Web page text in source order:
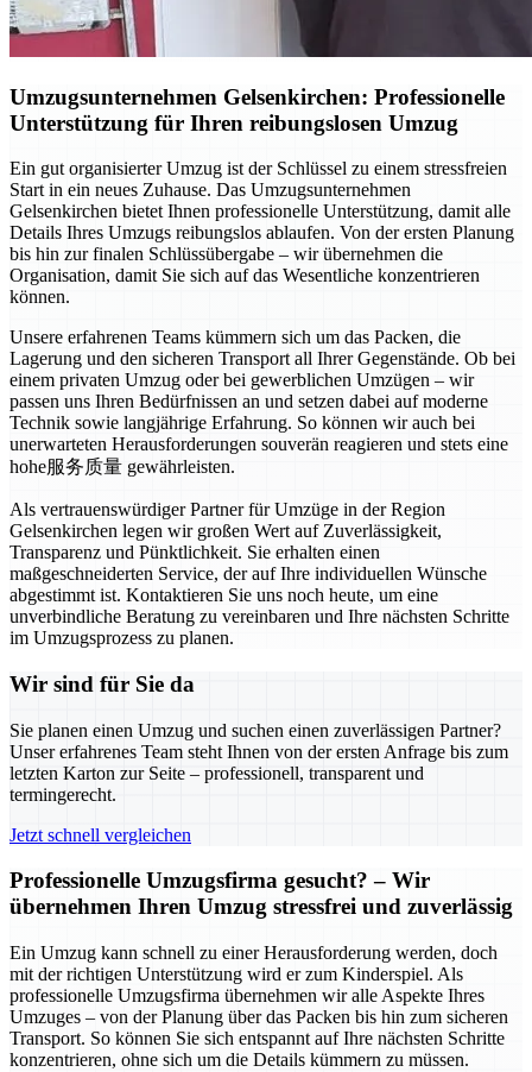
Umzugsunternehmen Gelsenkirchen: Professionelle
Unterstützung für Ihren reibungslosen Umzug
Ein gut organisierter Umzug ist der Schlüssel zu einem stressfreien
Start in ein neues Zuhause. Das Umzugsunternehmen
Gelsenkirchen bietet Ihnen professionelle Unterstützung, damit alle
Details Ihres Umzugs reibungslos ablaufen. Von der ersten Planung
bis hin zur finalen Schlüssübergabe – wir übernehmen die
Organisation, damit Sie sich auf das Wesentliche konzentrieren
können.
Unsere erfahrenen Teams kümmern sich um das Packen, die
Lagerung und den sicheren Transport all Ihrer Gegenstände. Ob bei
einem privaten Umzug oder bei gewerblichen Umzügen – wir
passen uns Ihren Bedürfnissen an und setzen dabei auf moderne
Technik sowie langjährige Erfahrung. So können wir auch bei
unerwarteten Herausforderungen souverän reagieren und stets eine
hohe服务质量 gewährleisten.
Als vertrauenswürdiger Partner für Umzüge in der Region
Gelsenkirchen legen wir großen Wert auf Zuverlässigkeit,
Transparenz und Pünktlichkeit. Sie erhalten einen
maßgeschneiderten Service, der auf Ihre individuellen Wünsche
abgestimmt ist. Kontaktieren Sie uns noch heute, um eine
unverbindliche Beratung zu vereinbaren und Ihre nächsten Schritte
im Umzugsprozess zu planen.
Wir sind für Sie da
Sie planen einen Umzug und suchen einen zuverlässigen Partner?
Unser erfahrenes Team steht Ihnen von der ersten Anfrage bis zum
letzten Karton zur Seite – professionell, transparent und
termingerecht.
Jetzt schnell vergleichen
Professionelle Umzugsfirma gesucht? – Wir
übernehmen Ihren Umzug stressfrei und zuverlässig
Ein Umzug kann schnell zu einer Herausforderung werden, doch
mit der richtigen Unterstützung wird er zum Kinderspiel. Als
professionelle Umzugsfirma übernehmen wir alle Aspekte Ihres
Umzuges – von der Planung über das Packen bis hin zum sicheren
Transport. So können Sie sich entspannt auf Ihre nächsten Schritte
konzentrieren, ohne sich um die Details kümmern zu müssen.